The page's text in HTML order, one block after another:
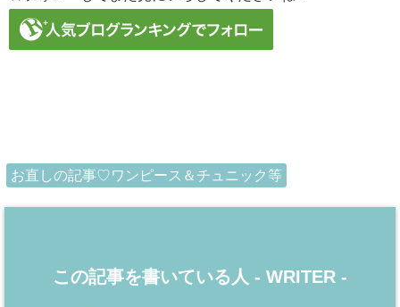
お直しの記事♡ワンピース＆チュニック等
この記事を書いている人 - WRITER -